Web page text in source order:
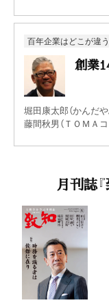
百年企業はどこが違
創業
堀田康太郎（かんだ
藤間秋男（ＴＯＭＡ
月刊誌